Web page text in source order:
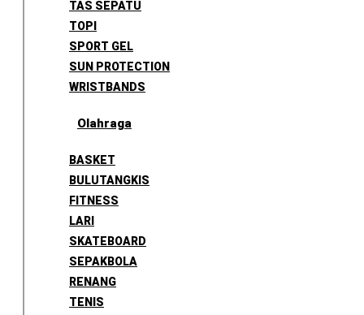
TAS SEPATU
TOPI
SPORT GEL
SUN PROTECTION
WRISTBANDS
Olahraga
BASKET
BULUTANGKIS
FITNESS
LARI
SKATEBOARD
SEPAKBOLA
RENANG
TENIS